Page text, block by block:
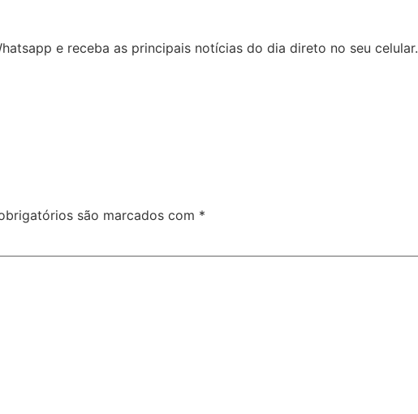
e receba as principais notícias do dia direto no seu celular.
são marcados com *